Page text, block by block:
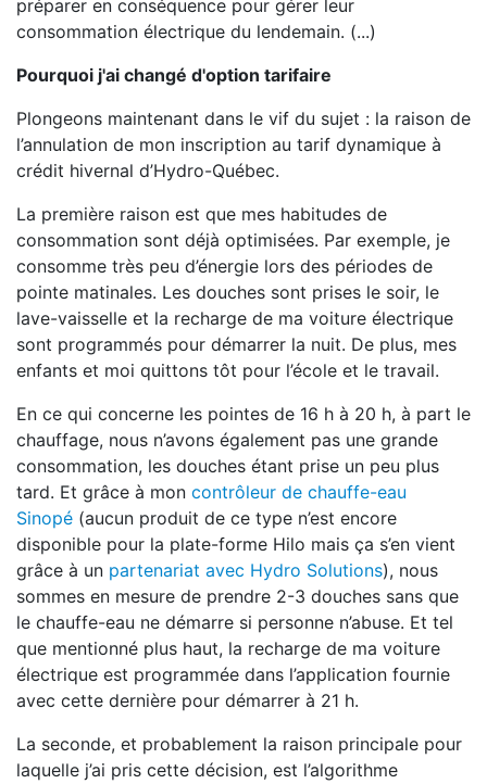
préparer en conséquence pour gérer leur
consommation électrique du lendemain. (...)
Pourquoi j'ai changé d'option tarifaire
Plongeons maintenant dans le vif du sujet : la raison de
l’annulation de mon inscription au tarif dynamique à
crédit hivernal d’Hydro-Québec.
La première raison est que mes habitudes de
consommation sont déjà optimisées. Par exemple, je
consomme très peu d’énergie lors des périodes de
pointe matinales. Les douches sont prises le soir, le
lave-vaisselle et la recharge de ma voiture électrique
sont programmés pour démarrer la nuit. De plus, mes
enfants et moi quittons tôt pour l’école et le travail.
En ce qui concerne les pointes de 16 h à 20 h, à part le
chauffage, nous n’avons également pas une grande
consommation, les douches étant prise un peu plus
tard. Et grâce à mon contrôleur de chauffe-eau
Sinopé (aucun produit de ce type n’est encore
disponible pour la plate-forme Hilo mais ça s’en vient
grâce à un partenariat avec Hydro Solutions), nous
sommes en mesure de prendre 2-3 douches sans que
le chauffe-eau ne démarre si personne n’abuse. Et tel
que mentionné plus haut, la recharge de ma voiture
électrique est programmée dans l’application fournie
avec cette dernière pour démarrer à 21 h.
La seconde, et probablement la raison principale pour
laquelle j’ai pris cette décision, est l’algorithme